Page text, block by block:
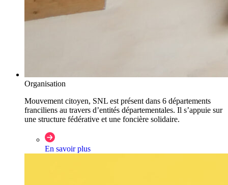
Organisation
Mouvement citoyen, SNL est présent dans 6 départements
franciliens au travers d’entités départementales. Il s’appuie sur
une structure fédérative et une foncière solidaire.
En savoir plus